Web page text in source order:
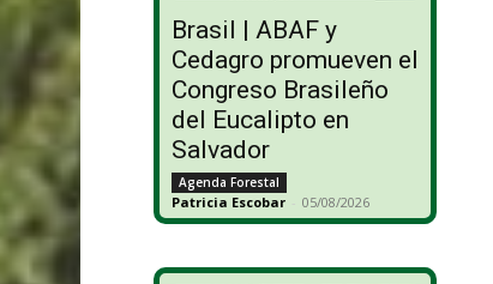
Brasil | ABAF y
Cedagro promueven el
Congreso Brasileño
del Eucalipto en
Salvador
Agenda Forestal
Patricia Escobar - 05/08/2026